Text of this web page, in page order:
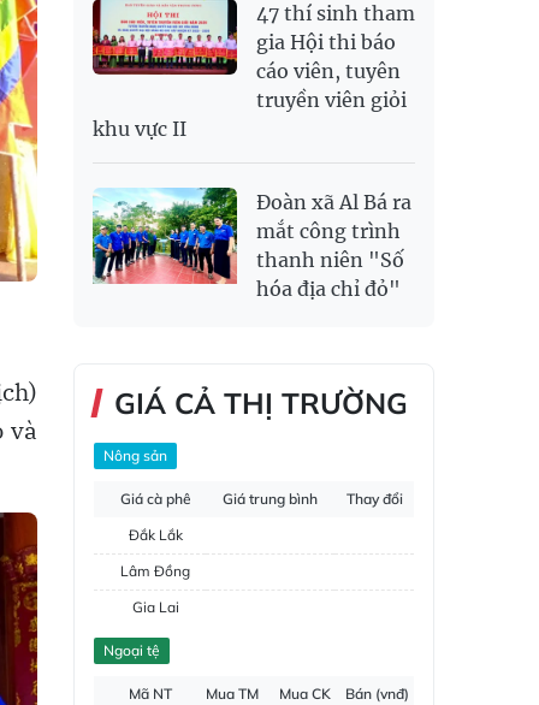
và
47 thí sinh tham
gia Hội thi báo
cáo viên, tuyên
truyền viên giỏi
khu vực II
Đoàn xã Al Bá ra
mắt công trình
thanh niên "Số
hóa địa chỉ đỏ"
GIÁ CẢ THỊ TRƯỜNG
Nông sản
Giá cà phê Giá trung bình
Thay đổi
Đắk Lắk
Lâm Đồng
Gia Lai
Đắk Nông
Ngoại tệ
Mã NT Mua TM Mua CK Bán (vnđ)